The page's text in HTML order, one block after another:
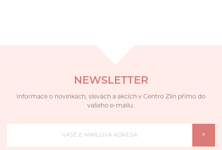
NEWSLETTER
Informace o novinkách, slevách a akcích v Centro Zlín přímo do
vašeho e-mailu.
>